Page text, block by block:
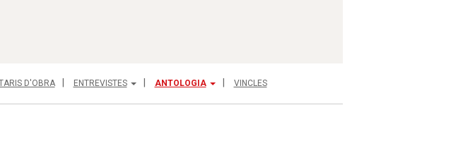
D'OBRA ENTREVISTES ANTOLOGIA VINCLES